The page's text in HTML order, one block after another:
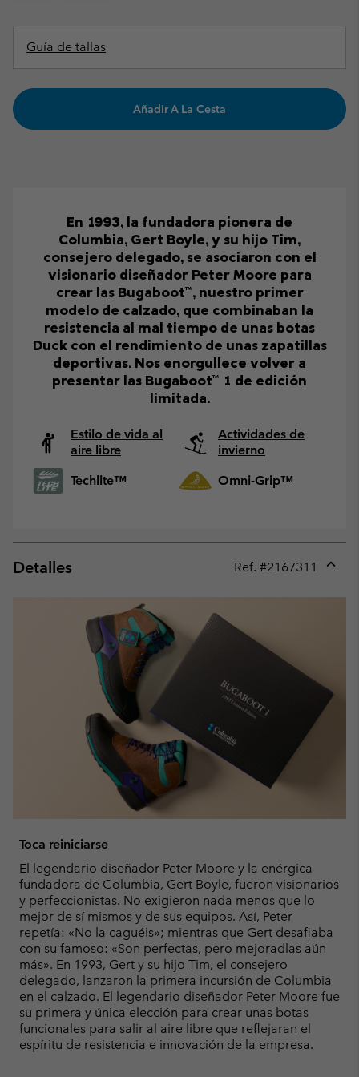
Guía de tallas
Añadir A La Cesta
En 1993, la fundadora pionera de
Columbia, Gert Boyle, y su hijo Tim,
consejero delegado, se asociaron con el
visionario diseñador Peter Moore para
crear las Bugaboot™, nuestro primer
modelo de calzado, que combinaban la
resistencia al mal tiempo de unas botas
Duck con el rendimiento de unas zapatillas
deportivas. Nos enorgullece volver a
presentar las Bugaboot™ 1 de edición
limitada.
Estilo de vida al
aire libre
Actividades de
invierno
Techlite™
Omni-Grip™
Detalles Ref. #2167311
or
Toca reiniciarse
El legendario diseñador Peter Moore y la enérgica
fundadora de Columbia, Gert Boyle, fueron visionarios
y perfeccionistas. No exigieron nada menos que lo
mejor de sí mismos y de sus equipos. Así, Peter
repetía: «No la caguéis»; mientras que Gert desafiaba
con su famoso: «Son perfectas, pero mejoradlas aún
más». En 1993, Gert y su hijo Tim, el consejero
delegado, lanzaron la primera incursión de Columbia
en el calzado. El legendario diseñador Peter Moore fue
su primera y única elección para crear unas botas
funcionales para salir al aire libre que reflejaran el
espíritu de resistencia e innovación de la empresa.